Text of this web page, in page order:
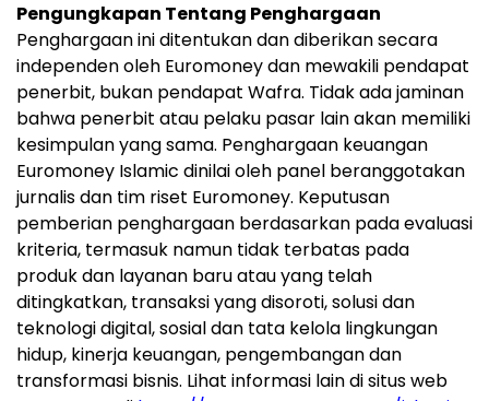
Pengungkapan Tentang Penghargaan
Penghargaan ini ditentukan dan diberikan secara
independen oleh Euromoney dan mewakili pendapat
penerbit, bukan pendapat Wafra. Tidak ada jaminan
bahwa penerbit atau pelaku pasar lain akan memiliki
kesimpulan yang sama. Penghargaan keuangan
Euromoney Islamic dinilai oleh panel beranggotakan
jurnalis dan tim riset Euromoney. Keputusan
pemberian penghargaan berdasarkan pada evaluasi
kriteria, termasuk namun tidak terbatas pada
produk dan layanan baru atau yang telah
ditingkatkan, transaksi yang disoroti, solusi dan
teknologi digital, sosial dan tata kelola lingkungan
hidup, kinerja keuangan, pengembangan dan
transformasi bisnis. Lihat informasi lain di situs web